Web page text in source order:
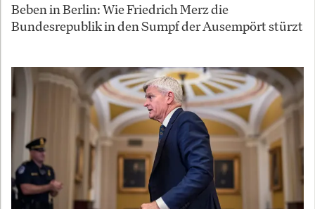
Beben in Berlin: Wie Friedrich Merz die
Bundesrepublik in den Sumpf der Ausempört stürzt